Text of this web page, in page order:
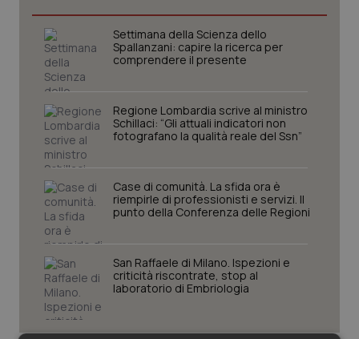
Liguria
Lombardia
Marche
Molise
Piemonte
Provincia Autonoma di Bolzano
Provincia Autonoma di Trento
Puglia
Disturbi dell’umore
Dolore
Donna & Salute
Epatiti
HIV
Infezioni & Febbre
Ipertensione & Scompenso
Malattie rare
Settimana della Scienza dello
Spallanzani: capire la ricerca per
comprendere il presente
Regione Lombardia scrive al ministro
Schillaci: “Gli attuali indicatori non
fotografano la qualità reale del Ssn”
Case di comunità. La sfida ora è
riempirle di professionisti e servizi. Il
punto della Conferenza delle Regioni
San Raffaele di Milano. Ispezioni e
criticità riscontrate, stop al
laboratorio di Embriologia